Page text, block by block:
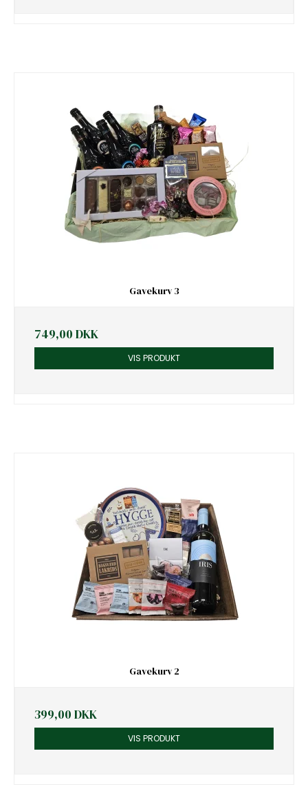
Gavekurv 3
749,00 DKK
VIS PRODUKT
Gavekurv 2
399,00 DKK
VIS PRODUKT